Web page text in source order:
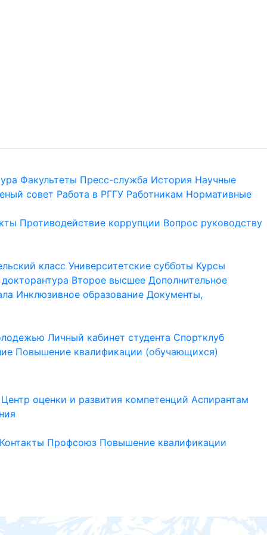
Факультеты Пресс-служба История Научные
совет Работа в РГГУ Работникам Нормативные
Противодействие коррупции Вопрос руководству
класс Университетские субботы Курсы
Второе высшее Дополнительное
Инклюзивное образование Документы,
Личный кабинет студента Спортклуб
Повышение квалификации (обучающихся)
Центр оценки и развития компетенций Аспирантам
Контакты Профсоюз Повышение квалификации